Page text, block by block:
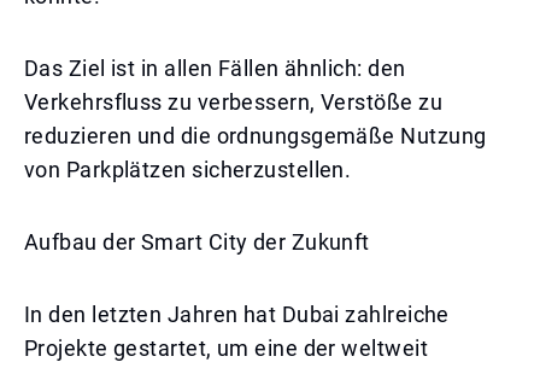
Das Ziel ist in allen Fällen ähnlich: den
Verkehrsfluss zu verbessern, Verstöße zu
reduzieren und die ordnungsgemäße Nutzung
von Parkplätzen sicherzustellen.
Aufbau der Smart City der Zukunft
In den letzten Jahren hat Dubai zahlreiche
Projekte gestartet, um eine der weltweit